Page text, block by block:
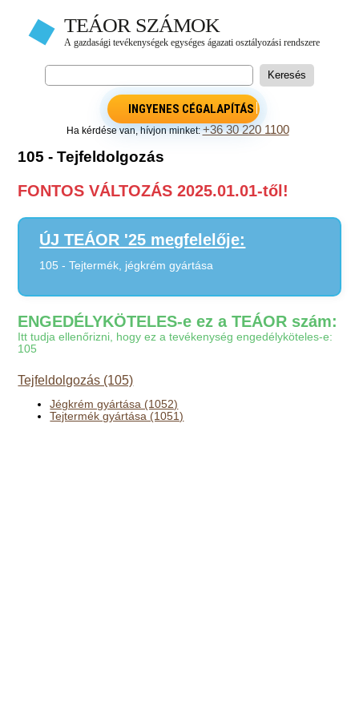
INGYENES CÉGALAPÍTÁS
Ha kérdése van, hívjon minket:+36 30 220 1100
105 - Tejfeldolgozás
FONTOS VÁLTOZÁS 2025.01.01-től!
ÚJ TEÁOR '25 megfelelője:
105 - Tejtermék, jégkrém gyártása
ENGEDÉLYKÖTELES-e ez a TEÁOR szám:
Itt tudja ellenőrizni, hogy ez a tevékenység engedélyköteles-e:
105
Tejfeldolgozás (105)
Jégkrém gyártása (1052)
Tejtermék gyártása (1051)